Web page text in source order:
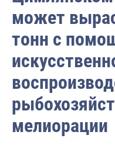
Выставки и
Рыбоохрана России
Отрасль в цифрах
может
тонн с
мелиорации